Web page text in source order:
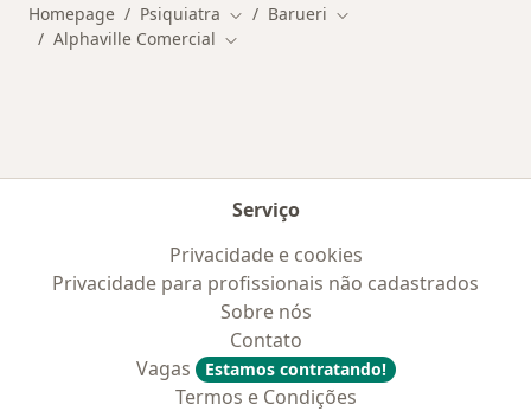
Homepage Psiquiatra Mudar de cidade
Barueri Mudar de cidade
Alphaville Comercial Mudar de cidade
Serviço
Privacidade e cookies
Privacidade para profissionais não cadastrados
Sobre nós
Contato
Vagas
Estamos contratando!
Termos e Condições